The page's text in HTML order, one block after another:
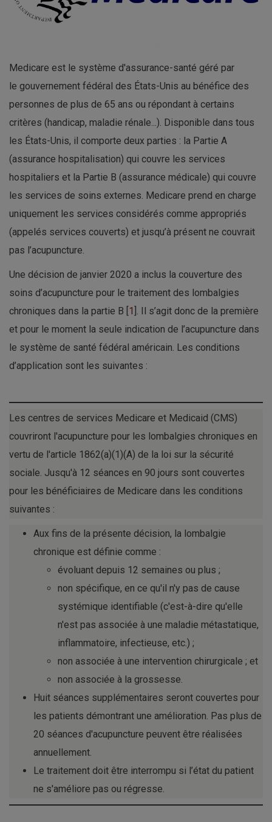
Medicare est le système d'assurance-santé géré par
le gouvernement fédéral des États-Unis au bénéfice des
personnes de plus de 65 ans ou répondant à certains
critères (handicap, maladie rénale...). Disponible dans tous
les États-Unis, il comporte deux parties : la Partie A
(assurance hospitalisation) qui couvre les services
hospitaliers et la Partie B (assurance médicale) qui couvre
les services de soins externes. Medicare prend en charge
uniquement les services considérés comme appropriés
(appelés services couverts) et jusqu’à présent ne couvrait
pas l’acupuncture.
Une décision de janvier 2020 a inclus la couverture des
soins d’acupuncture pour le traitement des lombalgies
chroniques dans la partie B [ 1 ]. Il s’agit donc de la première
et pour le moment la seule indication de l’acupuncture dans
le système de santé fédéral américain. Les conditions
d’application sont les suivantes :
Les centres de services Medicare et Medicaid (CMS)
couvriront l'acupuncture pour les lombalgies chroniques en
vertu de l'article 1862(a)(1)(A) de la loi sur la sécurité
sociale. Jusqu'à 12 séances en 90 jours sont couvertes
pour les bénéficiaires de Medicare dans les conditions
suivantes :
Aux fins de la présente décision, la lombalgie
chronique est définie comme :
évoluant depuis 12 semaines ou plus ;
non spécifique, en ce qu'il n'y pas de cause
systémique identifiable (c'est-à-dire qu'elle
n'est pas associée à une maladie métastatique,
inflammatoire, infectieuse, etc.) ;
non associée à une intervention chirurgicale ; et
non associée à la grossesse.
Huit séances supplémentaires seront couvertes pour
les patients démontrant une amélioration. Pas plus de
20 séances d'acupuncture peuvent être réalisées
annuellement.
Le traitement doit être interrompu si l’état du patient
ne s'améliore pas ou régresse.